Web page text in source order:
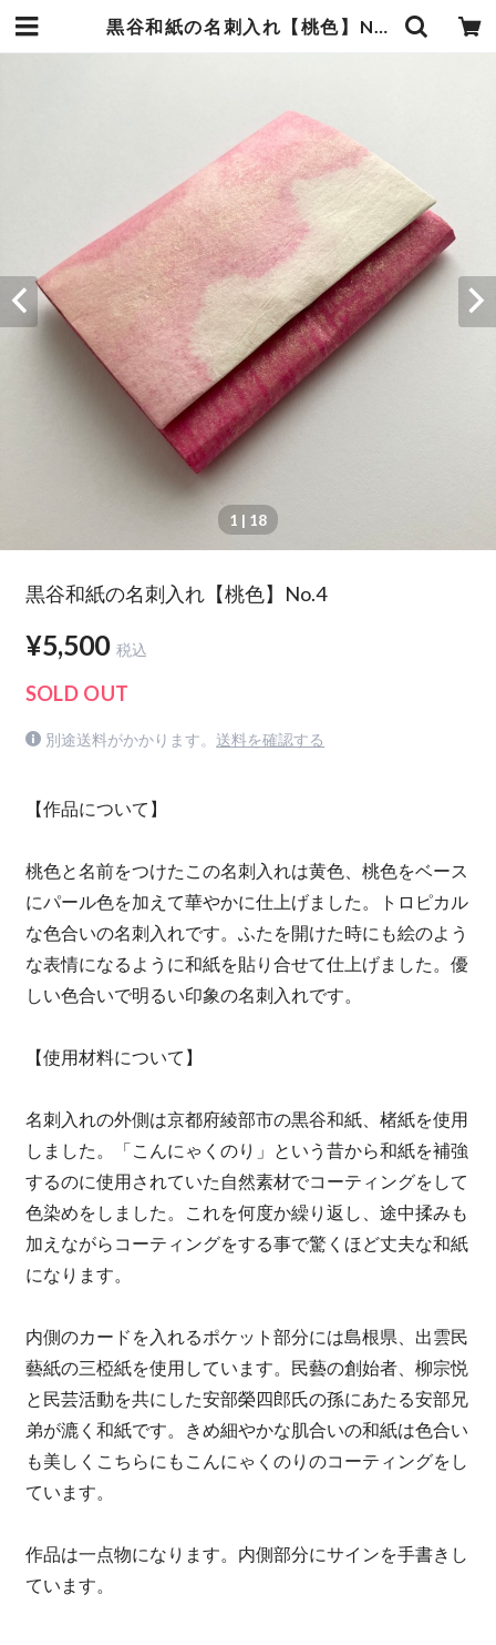
黒谷和紙の名刺入れ【桃色】No.4 | 暮らしの中の和紙のかたち
1 | 18
黒谷和紙の名刺入れ【桃色】No.4
¥5,500 税込
SOLD OUT
別途送料がかかります。 送料を確認する
【作品について】
桃色と名前をつけたこの名刺入れは黄色、桃色をベース
にパール色を加えて華やかに仕上げました。トロピカル
な色合いの名刺入れです。ふたを開けた時にも絵のよう
な表情になるように和紙を貼り合せて仕上げました。優
しい色合いで明るい印象の名刺入れです。
【使用材料について】
名刺入れの外側は京都府綾部市の黒谷和紙、楮紙を使用
しました。「こんにゃくのり」という昔から和紙を補強
するのに使用されていた自然素材でコーティングをして
色染めをしました。これを何度か繰り返し、途中揉みも
加えながらコーティングをする事で驚くほど丈夫な和紙
になります。
内側のカードを入れるポケット部分には島根県、出雲民
藝紙の三椏紙を使用しています。民藝の創始者、柳宗悦
と民芸活動を共にした安部榮四郎氏の孫にあたる安部兄
弟が漉く和紙です。きめ細やかな肌合いの和紙は色合い
も美しくこちらにもこんにゃくのりのコーティングをし
ています。
作品は一点物になります。内側部分にサインを手書きし
ています。